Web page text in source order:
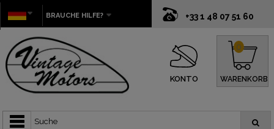
+33 1 48 07 51 60
BRAUCHE HILFE?
KONTO WARENKORB
0